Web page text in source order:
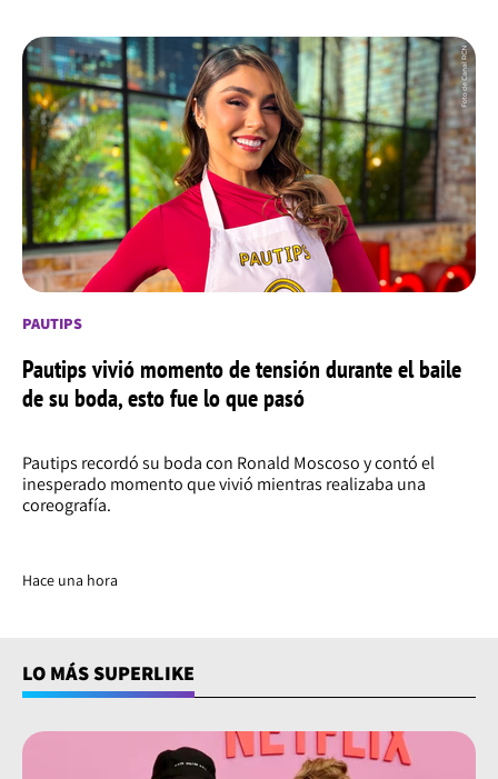
PAUTIPS
Pautips vivió momento de tensión durante el baile
de su boda, esto fue lo que pasó
Pautips recordó su boda con Ronald Moscoso y contó el
inesperado momento que vivió mientras realizaba una
coreografía.
Hace una hora
LO MÁS SUPERLIKE